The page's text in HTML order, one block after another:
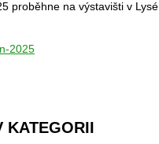
proběhne na výstavišti v
2025
KATEGORII